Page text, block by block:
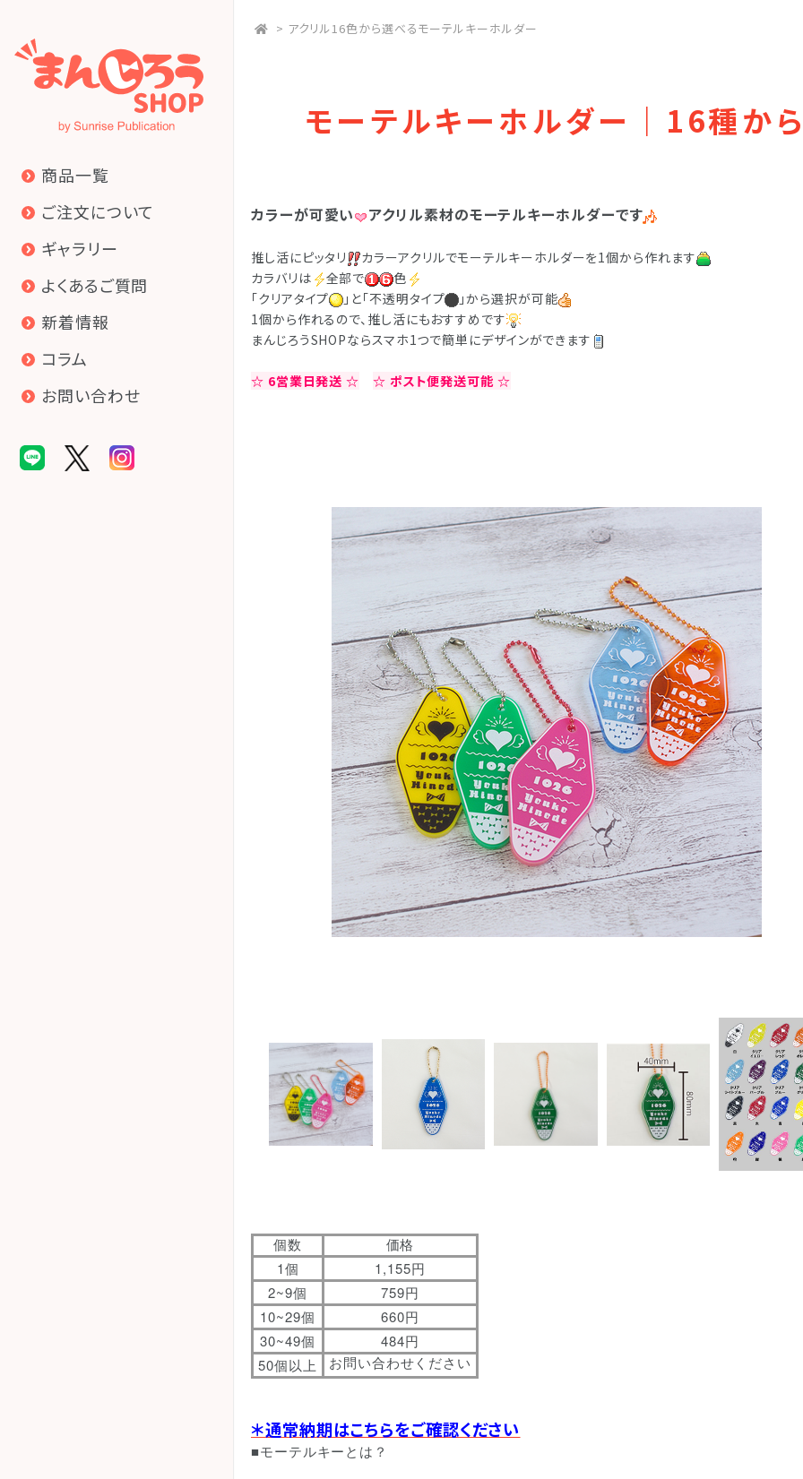
商品一覧
ご注文について
ギャラリー
よくあるご質問
新着情報
コラム
お問い合わせ
> アクリル16色から選べるモーテルキーホルダー
モーテルキーホルダー｜16種か
カラーが可愛い アクリル素材のモーテルキーホルダーです
推し活にピッタリ
カラーアクリルでモーテルキーホルダーを1個から作れます
カラバリは
全部で
色
「クリアタイプ
」と「不透明タイプ
」から選択が可能
1個から作れるので、推し活にもおすすめです
まんじろうSHOPならスマホ1つで簡単にデザインができます
☆ 6営業日発送 ☆ ☆ ポスト便発送可能 ☆
個数 価格
1個 1,155円
2~9個 759円
10~29個 660円
30~49個 484円
50個以上 お問い合わせください
＊通常納期はこちらをご確認ください
■モーテルキーとは？